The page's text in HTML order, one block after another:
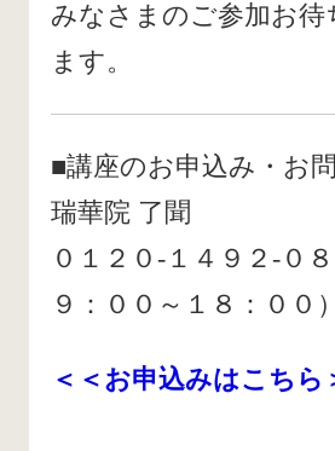
みなさまのご参加お待
ます。
■講座のお申込み・お
瑞華院 了聞
０１２０-１４９２-０
９：００～１８：００）
＜＜お申込みはこちら